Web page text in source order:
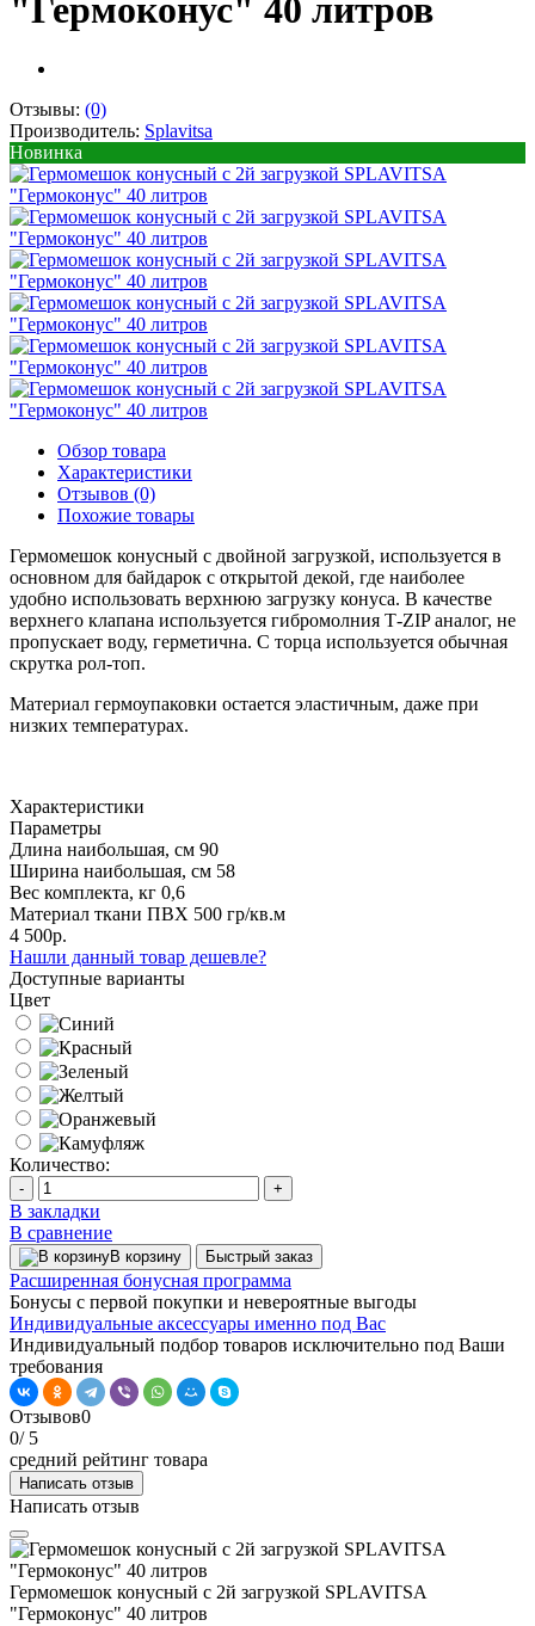
"Гермоконус" 40 литров
Отзывы: (0)
Производитель: Splavitsa
Новинка
Обзор товара
Характеристики
Отзывов (0)
Похожие товары
Гермомешок конусный с двойной загрузкой, используется в
основном для байдарок с открытой декой, где наиболее
удобно использовать верхнюю загрузку конуса. В качестве
верхнего клапана используется гибромолния Т-ZIP аналог, не
пропускает воду, герметична. С торца используется обычная
скрутка рол-топ.
Материал гермоупаковки остается эластичным, даже при
низких температурах.
Характеристики
Параметры
Длина наибольшая, см 90
Ширина наибольшая, см 58
Вес комплекта, кг 0,6
Материал ткани ПВХ 500 гр/кв.м
4 500р.
Нашли данный товар дешевле?
Доступные варианты
Цвет
Количество:
- +
В закладки
В сравнение
В корзину Быстрый заказ
Расширенная бонусная программа
Бонусы с первой покупки и невероятные выгоды
Индивидуальные аксессуары именно под Вас
Индивидуальный подбор товаров исключительно под Ваши
требования
Отзывов0
0/ 5
средний рейтинг товара
Написать отзыв
Написать отзыв
Гермомешок конусный с 2й загрузкой SPLAVITSA
"Гермоконус" 40 литров